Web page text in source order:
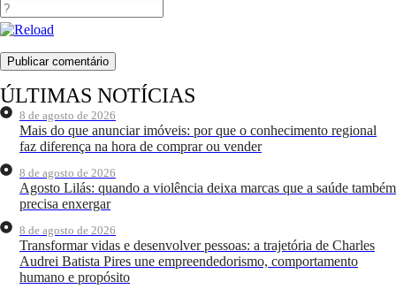
ÚLTIMAS NOTÍCIAS
8 de agosto de 2026
Mais do que anunciar imóveis: por que o conhecimento regional
faz diferença na hora de comprar ou vender
8 de agosto de 2026
Agosto Lilás: quando a violência deixa marcas que a saúde também
precisa enxergar
8 de agosto de 2026
Transformar vidas e desenvolver pessoas: a trajetória de Charles
Audrei Batista Pires une empreendedorismo, comportamento
humano e propósito